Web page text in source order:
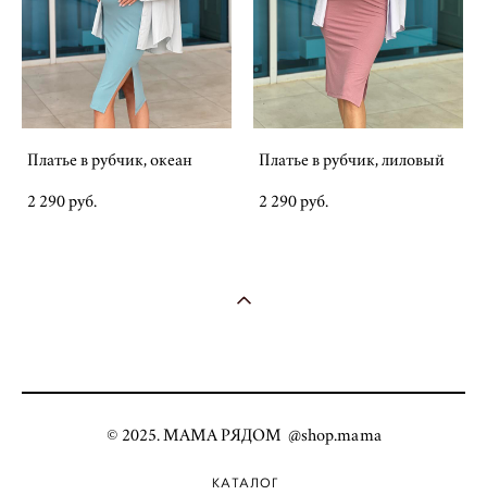
Платье в рубчик, океан
2 290 pуб.
Платье в рубчик, лиловый
2 290 pуб.
© 2025. МАМА РЯДОМ @shop.mama
КАТАЛОГ